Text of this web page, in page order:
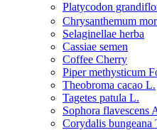
Platycodon
Chrysanthemum
Selaginellae herba
Cassiae semen
Coffee Cherry
Piper methysticum
Theobroma cacao L.
Tagetes patula L.
Sophora flavescens
Corydalis bungeana